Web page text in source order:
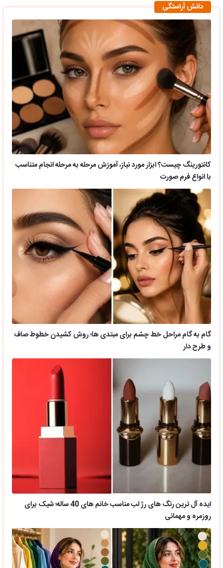
دانش آراستگی
کانتورینگ چیست؟ ابزار مورد نیاز، آموزش مرحله به مرحله انجام متناسب
با انواع فرم صورت
گام به گام مراحل خط چشم برای مبتدی ها؛ روش کشیدن خطوط صاف
و طرح دار
ایده آل ترین رنگ های رژ لب مناسب خانم های 40 ساله؛ شیک برای
روزمره و مهمانی